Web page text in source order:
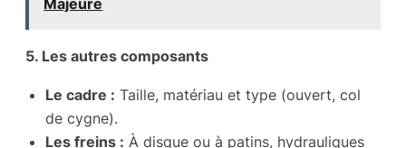
5. Les autres composants
Le cadre : Taille, matériau et type (ouvert, col
de cygne).
Les freins : À disque ou à patins, hydrauliques